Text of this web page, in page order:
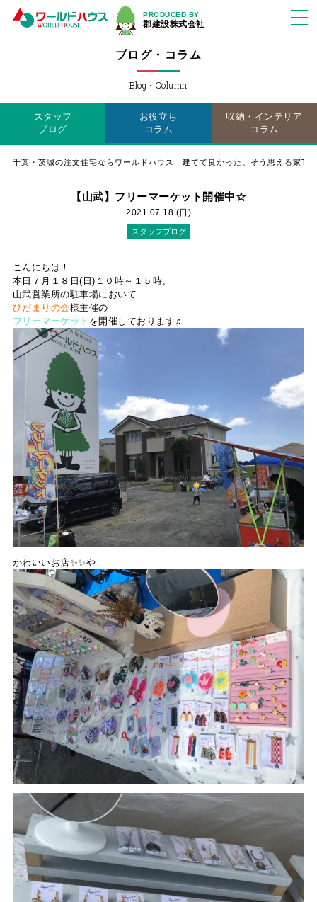
PRODUCED BY
郡建設株式会社
ブログ・コラム
Blog・Column
スタッフ
ブログ
お役立ち
コラム
収納・インテリア
コラム
千葉・茨城の注文住宅ならワールドハウス｜建てて良かった。そう思える家
【山武】フリーマーケット開催中☆
2021.07.18 (日)
スタッフブログ
こんにちは！
本日７月１８日(日)１０時～１５時、
山武営業所の駐車場において
ひだまりの会様主催の
フリーマーケット を開催しております♬
かわいいお店✨✨や